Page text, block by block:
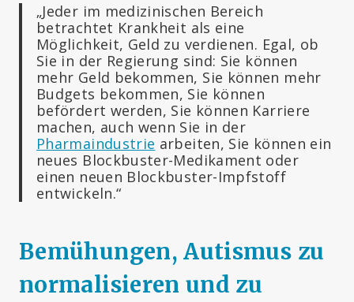
„Jeder im medizinischen Bereich
betrachtet Krankheit als eine
Möglichkeit, Geld zu verdienen. Egal, ob
Sie in der Regierung sind: Sie können
mehr Geld bekommen, Sie können mehr
Budgets bekommen, Sie können
befördert werden, Sie können Karriere
machen, auch wenn Sie in der
Pharmaindustrie arbeiten, Sie können ein
neues Blockbuster-Medikament oder
einen neuen Blockbuster-Impfstoff
entwickeln.“
Bemühungen, Autismus zu
normalisieren und zu